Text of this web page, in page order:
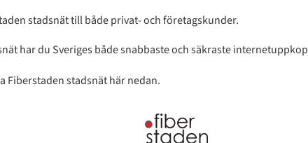
stadsnät till både privat- och företagskunder.
har du Sveriges både snabbaste och säkraste
Fiberstaden stadsnät här nedan.